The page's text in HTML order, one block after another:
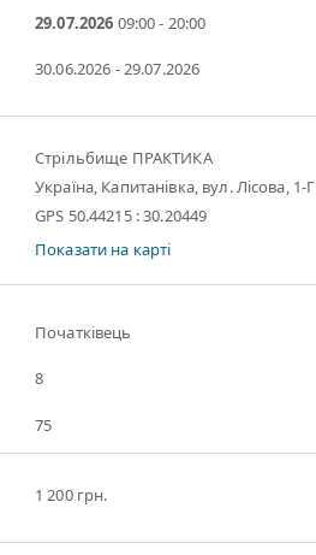
29.07.2026 09:00 - 20:00
30.06.2026 - 29.07.2026
Стрільбище ПРАКТИКА
Україна, Капитанівка, вул. Лісова, 1-Г
GPS 50.44215 : 30.20449
Показати на карті
Початківець
8
75
1 200 грн.